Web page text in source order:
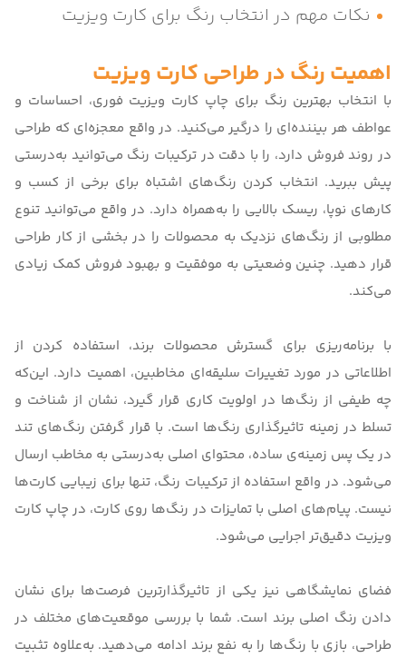
نکات مهم در انتخاب رنگ برای کارت ویزیت
اهمیت رنگ در طراحی کارت ویزیت
با انتخاب بهترین رنگ برای چاپ کارت ویزیت فوری، احساسات و
عواطف هر بیننده‌ای را درگیر می‌کنید. در واقع معجزه‌ای که طراحی
در روند فروش دارد، را با دقت در ترکیبات رنگ می‌توانید به‌درستی
پیش ببرید. انتخاب کردن رنگ‌‌های اشتباه برای برخی از کسب و
کارهای نوپا، ریسک بالایی را به‌همراه دارد. در واقع می‌توانید تنوع
مطلوبی از رنگ‌های نزدیک به محصولات را در بخشی از کار طراحی
قرار دهید. چنین وضعیتی به موفقیت و بهبود فروش کمک زیادی
می‌کند.
با برنامه‌ریزی برای گسترش محصولات برند، استفاده کردن از
اطلاعاتی در مورد تغییرات سلیقه‌ای مخاطبین، اهمیت دارد. این‌که
چه طیفی از رنگ‌ها در اولویت کاری قرار گیرد، نشان از شناخت و
تسلط در زمینه تاثیرگذاری رنگ‌ها است. با قرار گرفتن رنگ‌های تند
در یک پس زمینه‌ی‌ ساده، محتوای اصلی به‌درستی به مخاطب ارسال
می‌شود. در واقع استفاده از ترکیبات رنگ، تنها برای زیبایی کارت‌ها
نیست. پیام‌های اصلی با تمایزات در رنگ‌ها روی کارت، در چاپ کارت
ویزیت دقیق‌تر اجرایی می‌شود.
فضای نمایشگاهی نیز یکی از تاثیرگذارترین فرصت‌ها برای نشان
دادن رنگ اصلی برند است. شما با بررسی موقعیت‌های مختلف در
طراحی، بازی با رنگ‌ها را به‌ نفع برند ادامه می‌دهید. به‌علاوه تثبیت